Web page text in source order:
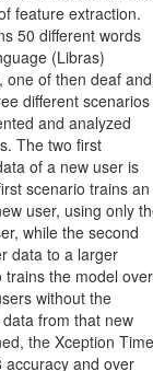
feature extraction.
50 different words
(Libras)
one of then deaf and
different scenarios
and analyzed
The two first
of a new user is
scenario trains an
user, using only
while the second
data to a larger
the model over
without the
from that new
the Xception Time
accuracy and over